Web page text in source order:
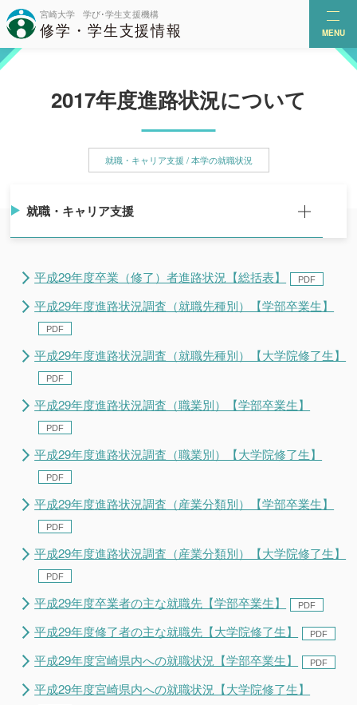
MENU
2017年度進路状況について
就職・キャリア支援 / 本学の就職状況
平成29年度卒業（修了）者進路状況【総括表】
平成29年度進路状況調査（就職先種別）【学部卒業生】
平成29年度進路状況調査（就職先種別）【大学院修了生】
平成29年度進路状況調査（職業別）【学部卒業生】
平成29年度進路状況調査（職業別）【大学院修了生】
平成29年度進路状況調査（産業分類別）【学部卒業生】
平成29年度進路状況調査（産業分類別）【大学院修了生】
平成29年度卒業者の主な就職先【学部卒業生】
平成29年度修了者の主な就職先【大学院修了生】
平成29年度宮崎県内への就職状況【学部卒業生】
平成29年度宮崎県内への就職状況【大学院修了生】
就職・キャリア支援